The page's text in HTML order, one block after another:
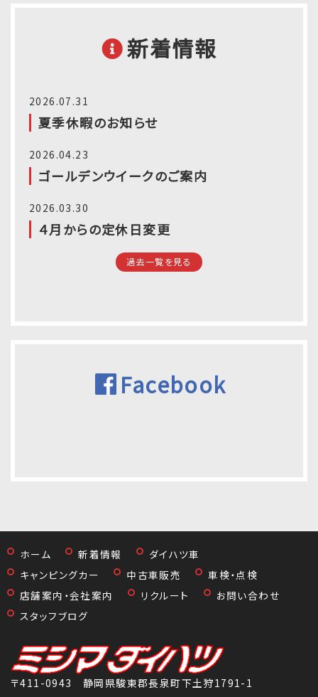
新着情報
2026.07.31
夏季休暇のお知らせ
2026.04.23
ゴールデンウイークのご案内
2026.03.30
４月からの定休日変更
過去一覧を見る
Facebook
ホーム 新着情報
ダイハツ車
キャンピングカー
中古車販売
車検・点検
店舗案内・会社案内
リクルート
お問い合わせ
スタッフブログ
〒411-0943 静岡県駿東郡長泉町下土狩1791-1